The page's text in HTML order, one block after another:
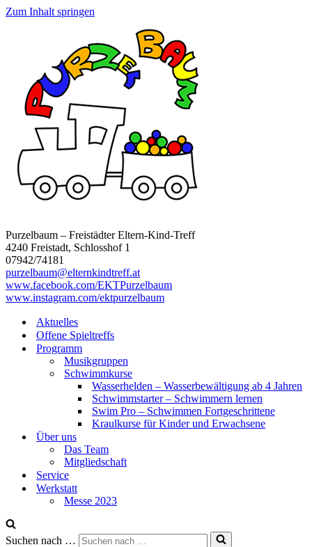
Zum Inhalt springen
Purzelbaum – Freistädter Eltern-Kind-Treff
4240 Freistadt, Schlosshof 1
07942/74181
purzelbaum@elternkindtreff.at
www.facebook.com/EKTPurzelbaum
www.instagram.com/ektpurzelbaum
Aktuelles
Offene Spieltreffs
Programm
Musikgruppen
Schwimmkurse
Wasserhelden – Wasserbewältigung ab 4 Jahren
Schwimmstarter – Schwimmern lernen
Swim Pro – Schwimmen Fortgeschrittene
Kraulkurse für Kinder und Erwachsene
Über uns
Das Team
Mitgliedschaft
Service
Werkstatt
Messe 2023
Suchen nach …